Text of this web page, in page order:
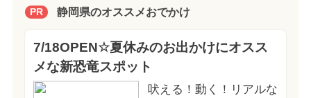
PR 静岡県のオススメおでかけ
7/18OPEN☆夏休みのお出かけにオスス
メな新恐竜スポット
吠える！動く！リアルな